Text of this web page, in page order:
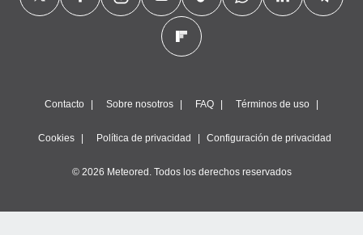
de
Contacto Sobre nosotros FAQ Términos de uso
Cookies Política de privacidad Configuración de privacidad
© 2026 Meteored. Todos los derechos reservados